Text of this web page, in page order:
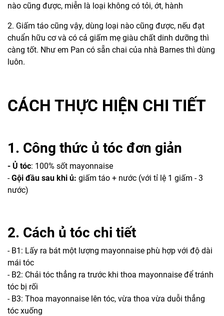
nào cũng được, miễn là loại không có tỏi, ớt, hành
2. Giấm táo cũng vậy, dùng loại nào cũng được, nếu đạt
chuẩn hữu cơ và có cả giấm mẹ giàu chất dinh dưỡng thì
càng tốt. Như em Pan có sẵn chai của nhà Barnes thì dùng
luôn.
CÁCH THỰC HIỆN CHI TIẾT
1. Công thức ủ tóc đơn giản
- Ủ tóc: 100% sốt mayonnaise
-Gội đầu sau khi ủ: giấm táo + nước (với tỉ lệ 1 giấm - 3
nước)
2. Cách ủ tóc chi tiết
- B1: Lấy ra bát một lượng mayonnaise phù hợp với độ dài
mái tóc
- B2: Chải tóc thẳng ra trước khi thoa mayonnaise để tránh
tóc bị rối
- B3: Thoa mayonnaise lên tóc, vừa thoa vừa duỗi thẳng
tóc xuống